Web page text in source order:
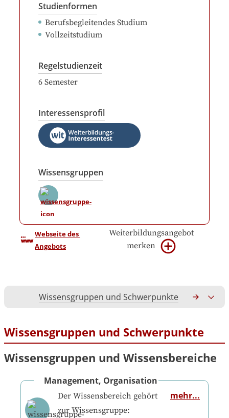
Studienformen
Berufsbegleitendes Studium
Vollzeitstudium
Regelstudienzeit
6 Semester
Interessensprofil
Wissensgruppen
Webseite des
Angebots
Weiterbildungsangebot
merken
Wissensgruppen und Schwerpunkte
Wissensgruppen und Schwerpunkte
Wissensgruppen und Wissensbereiche
Management, Organisation
Der Wissensbereich gehört
zur Wissensgruppe:
mehr...